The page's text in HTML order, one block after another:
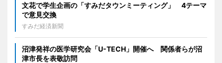
文花で学生企画の「すみだタウンミーティング」 4テーマ
で意見交換
すみだ経済新聞
沼津発祥の医学研究会「U-TECH」開催へ 関係者らが沼
津市長を表敬訪問